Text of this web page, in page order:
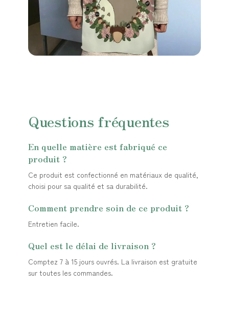
Questions fréquentes
En quelle matière est fabriqué ce
produit ?
Ce produit est confectionné en matériaux de qualité,
choisi pour sa qualité et sa durabilité.
Comment prendre soin de ce produit ?
Entretien facile.
Quel est le délai de livraison ?
Comptez 7 à 15 jours ouvrés. La livraison est gratuite
sur toutes les commandes.